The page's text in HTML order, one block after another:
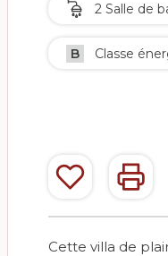
2 Salle de
B Classe
Cette villa de